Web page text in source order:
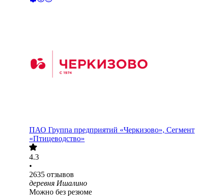
ПАО Группа предприятий «Черкизово», Сегмент
«Птицеводство»
4.3
•
2635 отзывов
деревня Ишалино
Можно без резюме